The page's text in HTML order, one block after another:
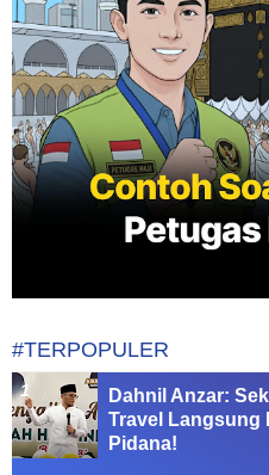
#TERPOPULER
Dahnil Anzar:
Travel Langsung
Pidana!